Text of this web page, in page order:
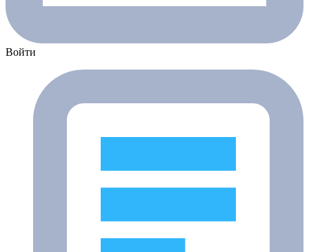
Войти